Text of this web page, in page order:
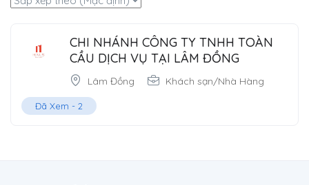
CHI NHÁNH CÔNG TY TNHH TOÀN
CẦU DỊCH VỤ TẠI LÂM ĐỒNG
Lâm Đồng Khách sạn/Nhà Hàng
Đã Xem - 2